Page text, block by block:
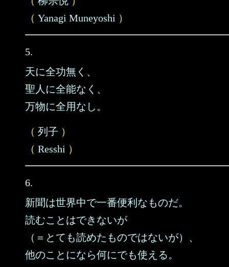
（ Yanagi Muneyoshi ）
5.
天に全功無く、
聖人に全能なく、
万物に全用なし。
（ 列子 ）
（ Resshi ）
6.
新聞は世界中で一番便利なものだ。
読むことはできないが
（＝とても読めたものではないが）、
他のことになら何にでも使える。